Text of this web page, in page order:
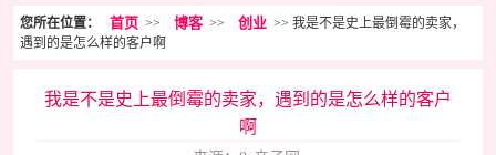
美容化装 Rss
您所在位置： 首页 >> 博客 >> 创业 >> 我是不是史上最倒霉的卖家，
遇到的是怎么样的客户啊
我是不是史上最倒霉的卖家，遇到的是怎么样的客户
啊